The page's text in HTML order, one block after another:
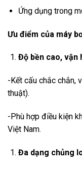
Ứng dụng trong
Ưu điểm của máy
Độ bền cao, vận
-Kết cấu chắc chắn,
thuật).
-Phù hợp điều kiện
Việt Nam.
Đa dạng chủng